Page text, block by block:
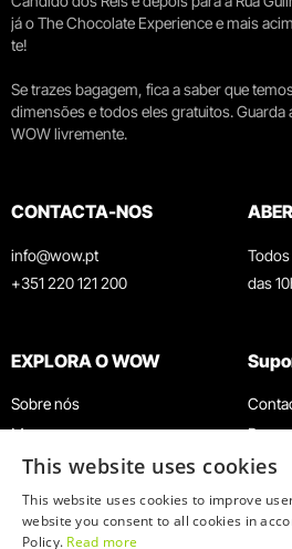
já o The Chocolate Experience e mais
te!
Se trazes bagagem, fica a saber que
dimensões e todos eles gratuitos. Guarda
WOW livremente.
CONTACTA-NOS
info@wow.pt
+351 220 121 200
das
EXPLORA O WOW
Sobre nós
Museus
Agenda
Notícias
Restaurantes
This website uses cookies
This website uses cookies to improve
website you consent to all cookies in
Policy. Read more